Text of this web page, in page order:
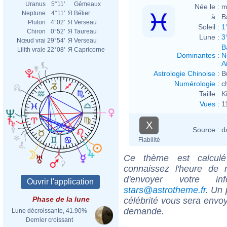
Uranus
5°11'
Gémeaux
Neptune
4°11' Я Bélier
Pluton
4°02' Я Verseau
Chiron
0°52' Я Taureau
Nœud vrai 29°54' Я Verseau
Lilith vraie 22°08' Я Capricorne
Phase de la lune
Lune décroissante, 41.90%
Dernier croissant
Née le :
à :
Soleil :
Lune :
Dominantes :
Astrologie Chinoise :
Numérologie :
Taille :
Vues :
X
Fiabilité
Source :
Ce thème est
connaissez l'heure de
d'envoyer votre
stars@astrotheme.fr. Un
célébrité vous sera
demande.